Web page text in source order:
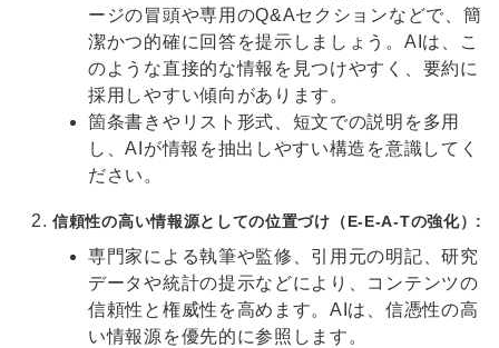
ージの冒頭や専用のQ&Aセクションなどで、簡
潔かつ的確に回答を提示しましょう。AIは、こ
のような直接的な情報を見つけやすく、要約に
採用しやすい傾向があります。
箇条書きやリスト形式、短文での説明を多用
し、AIが情報を抽出しやすい構造を意識してく
ださい。
信頼性の高い情報源としての位置づけ（E-E-A-Tの強化）:
専門家による執筆や監修、引用元の明記、研究
データや統計の提示などにより、コンテンツの
信頼性と権威性を高めます。AIは、信憑性の高
い情報源を優先的に参照します。